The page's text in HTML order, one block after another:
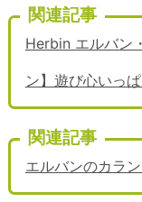
関連記事
Herbin エルバン
ン】遊び心いっ
関連記事
エルバンのカラ